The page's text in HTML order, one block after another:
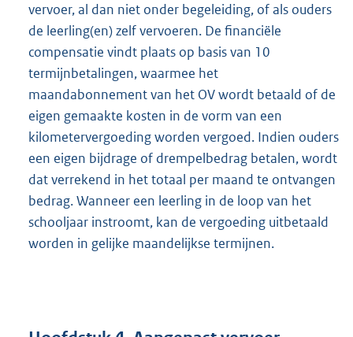
vervoer, al dan niet onder begeleiding, of als ouders
de leerling(en) zelf vervoeren. De financiële
compensatie vindt plaats op basis van 10
termijnbetalingen, waarmee het
maandabonnement van het OV wordt betaald of de
eigen gemaakte kosten in de vorm van een
kilometervergoeding worden vergoed. Indien ouders
een eigen bijdrage of drempelbedrag betalen, wordt
dat verrekend in het totaal per maand te ontvangen
bedrag. Wanneer een leerling in de loop van het
schooljaar instroomt, kan de vergoeding uitbetaald
worden in gelijke maandelijkse termijnen.